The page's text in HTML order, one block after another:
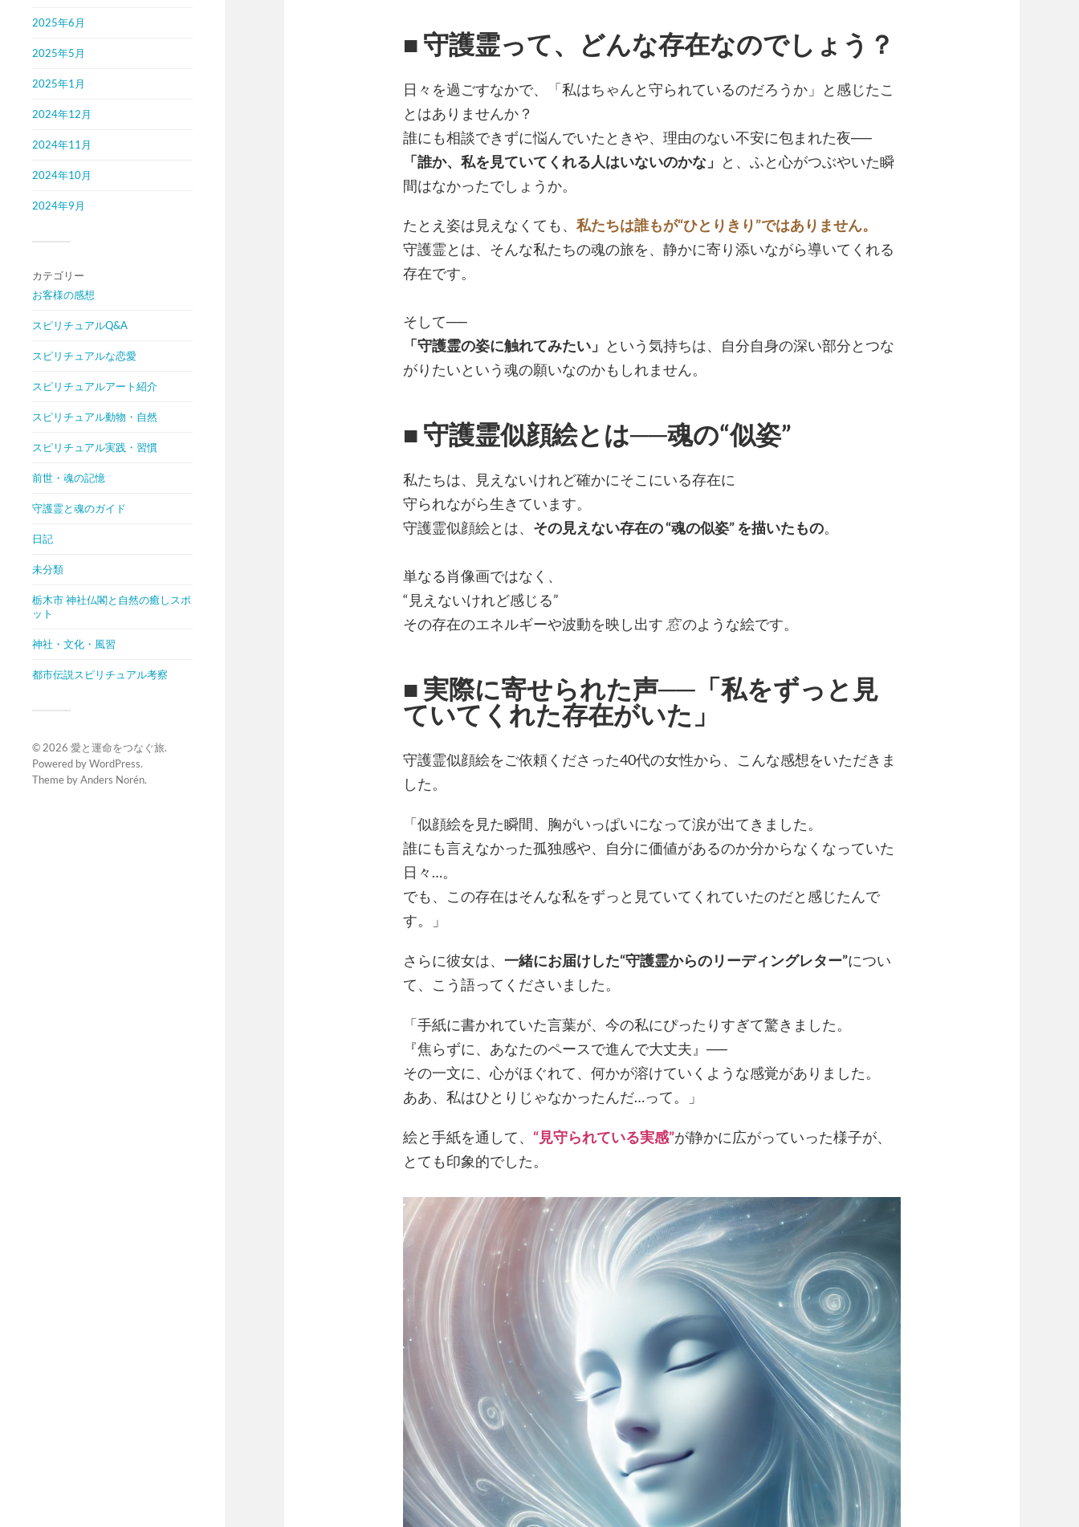
2025年6月
2025年5月
2025年1月
2024年12月
2024年11月
2024年10月
2024年9月
カテゴリー
お客様の感想
スピリチュアルQ&A
スピリチュアルな恋愛
スピリチュアルアート紹介
スピリチュアル動物・自然
スピリチュアル実践・習慣
前世・魂の記憶
守護霊と魂のガイド
日記
未分類
栃木市 神社仏閣と自然の癒しスポ
ット
神社・文化・風習
都市伝説スピリチュアル考察
© 2026 愛と運命をつなぐ旅.
Powered byWordPress.
Theme byAnders Norén.
■ 守護霊って、どんな存在なのでしょう？
日々を過ごすなかで、「私はちゃんと守られているのだろうか」と感じたこ
とはありませんか？
誰にも相談できずに悩んでいたときや、理由のない不安に包まれた夜──
「誰か、私を見ていてくれる人はいないのかな」 と、ふと心がつぶやいた瞬
間はなかったでしょうか。
たとえ姿は見えなくても、 私たちは誰もが“ひとりきり”ではありません。
守護霊とは、そんな私たちの魂の旅を、静かに寄り添いながら導いてくれる
存在です。
そして──
「守護霊の姿に触れてみたい」 という気持ちは、自分自身の深い部分とつな
がりたいという魂の願いなのかもしれません。
■ 守護霊似顔絵とは──魂の“似姿”
私たちは、見えないけれど確かにそこにいる存在に
守られながら生きています。
守護霊似顔絵とは、 その見えない存在の “魂の似姿” を描いたもの。
単なる肖像画ではなく、
“見えないけれど感じる”
その存在のエネルギーや波動を映し出す 窓のような絵です。
■ 実際に寄せられた声──「私をずっと見
ていてくれた存在がいた」
守護霊似顔絵をご依頼くださった40代の女性から、こんな感想をいただきま
した。
「似顔絵を見た瞬間、胸がいっぱいになって涙が出てきました。
誰にも言えなかった孤独感や、自分に価値があるのか分からなくなっていた
日々…。
でも、この存在はそんな私をずっと見ていてくれていたのだと感じたんで
す。」
さらに彼女は、 一緒にお届けした“守護霊からのリーディングレター”につい
て、こう語ってくださいました。
「手紙に書かれていた言葉が、今の私にぴったりすぎて驚きました。
『焦らずに、あなたのペースで進んで大丈夫』──
その一文に、心がほぐれて、何かが溶けていくような感覚がありました。
ああ、私はひとりじゃなかったんだ…って。」
絵と手紙を通して、 “見守られている実感”が静かに広がっていった様子が、
とても印象的でした。